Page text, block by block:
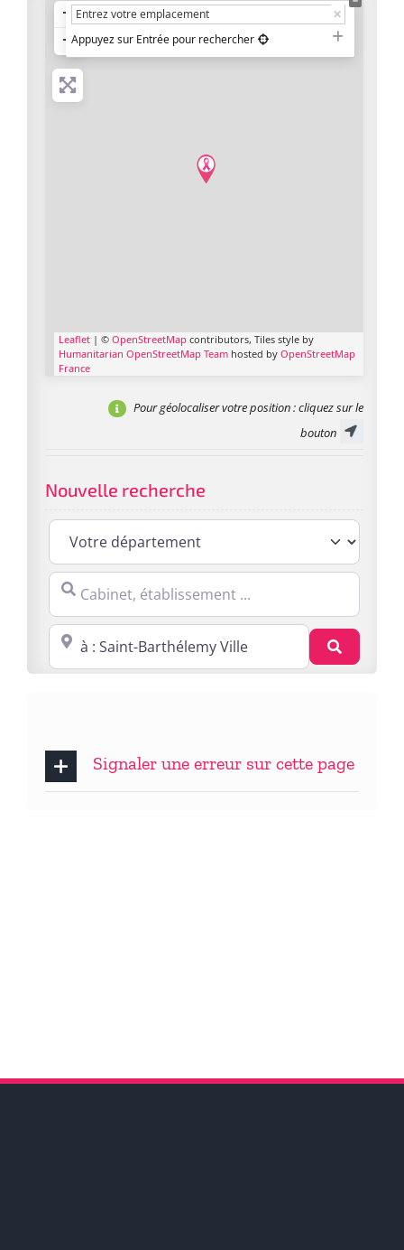
+
−Appuyez sur Entrée pour rechercher
Leaflet | © OpenStreetMap contributors, Tiles style by
Humanitarian OpenStreetMap Team hosted by OpenStreetMap
France
Pour géolocaliser votre position: cliquez sur le
bouton
Nouvelle recherche
Cabinet, établissement ...
Proche de : ville, cp, lieu ...
Signaler une erreur sur cette page